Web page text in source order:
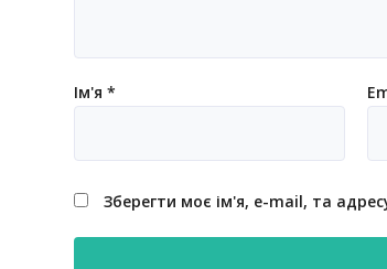
Ім'я *
Зберегти моє ім'я, e-mail, та